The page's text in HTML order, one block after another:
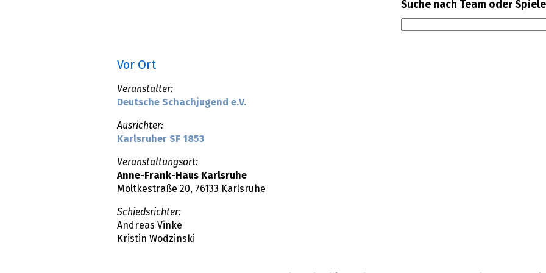
Suche nach Team oder
Vor Ort
Veranstalter:
Deutsche Schachjugend e.V.
Ausrichter:
Karlsruher SF 1853
Veranstaltungsort:
Anne-Frank-Haus Karlsruhe
Moltkestraße 20, 76133 Karlsruhe
Schiedsrichter:
Andreas Vinke
Kristin Wodzinski